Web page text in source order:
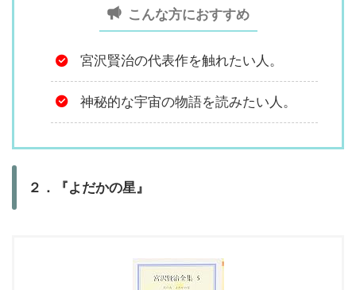
こんな方におすすめ
宮沢賢治の代表作を触れたい人。
神秘的な宇宙の物語を読みたい人。
２．『よだかの星』